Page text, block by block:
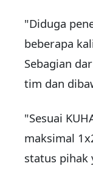
"Diduga
beberapa
Sebagian
tim dan
"Sesuai
maksimal
status pihak